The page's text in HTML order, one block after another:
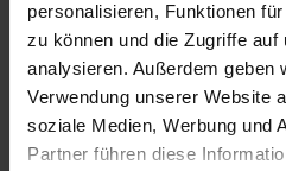
personalisieren, Funktionen
zu können und die Zugriffe auf
analysieren. Außerdem geben
Verwendung unserer Website
soziale Medien, Werbung und
Partner führen diese